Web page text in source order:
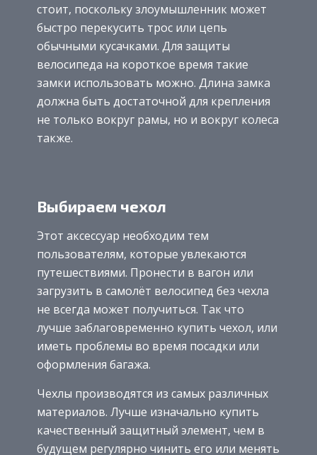
стоит, поскольку злоумышленник может
быстро перекусить трос или цепь
обычными кусачками. Для защиты
велосипеда на короткое время такие
замки использовать можно. Длина замка
должна быть достаточной для крепления
не только вокруг рамы, но и вокруг колеса
также.
Выбираем чехол
Этот аксессуар необходим тем
пользователям, которые увлекаются
путешествиями. Пронести в вагон или
загрузить в самолёт велосипед без чехла
не всегда может получиться. Так что
лучше заблаговременно купить чехол, или
иметь проблемы во время посадки или
оформления багажа.
Чехлы производятся из самых различных
материалов. Лучше изначально купить
качественный защитный элемент, чем в
будущем регулярно чинить его или менять